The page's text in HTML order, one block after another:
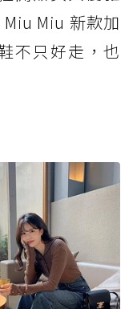
Miu 新款加
不只好走，也